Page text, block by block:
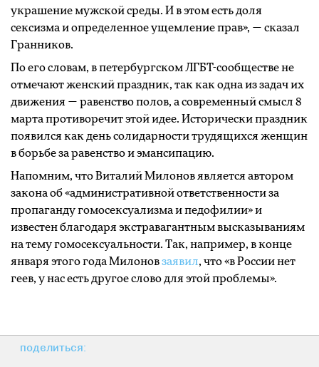
украшение мужской среды. И в этом есть доля
сексизма и определенное ущемление прав», — сказал
Гранников.
По его словам, в петербургском ЛГБТ-сообществе не
отмечают женский праздник, так как одна из задач их
движения — равенство полов, а современный смысл 8
марта противоречит этой идее. Исторически праздник
появился как день солидарности трудящихся женщин
в борьбе за равенство и эмансипацию.
Напомним, что Виталий Милонов является автором
закона об «административной ответственности за
пропаганду гомосексуализма и педофилии» и
известен благодаря экстравагантным высказываниям
на тему гомосексуальности. Так, например, в конце
января этого года Милоновзаявил, что «в России нет
геев, у нас есть другое слово для этой проблемы».
поделиться: